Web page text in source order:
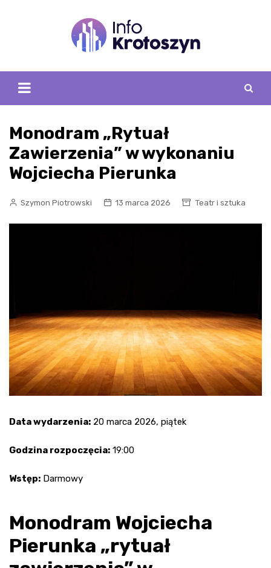
Monodram „Rytuał
Zawierzenia” w wykonaniu
Wojciecha Pierunka
Szymon Piotrowski 13 marca 2026 Teatr i sztuka
Data wydarzenia: 20 marca 2026, piątek
Godzina rozpoczęcia: 19:00
Wstęp: Darmowy
Monodram Wojciecha
Pierunka „rytuał